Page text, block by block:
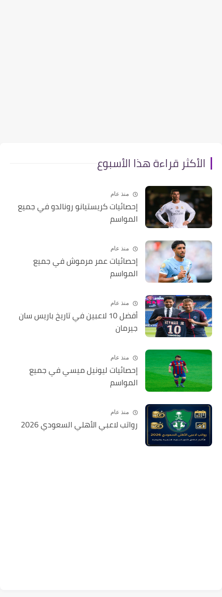
الأكثر قراءة هذا الأسبوع
منذ عام
إحصائيات كريستيانو رونالدو في جميع
المواسم
منذ عام
إحصائيات عمر مرموش في جميع
المواسم
منذ عام
أفضل 10 لاعبين في تاريخ باريس سان
جيرمان
منذ عام
إحصائيات ليونيل ميسي في جميع
المواسم
منذ عام
رواتب لاعبي الأهلي السعودي 2026